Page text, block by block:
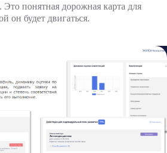
понятная дорожная карта для
он будет двигаться.
и наш